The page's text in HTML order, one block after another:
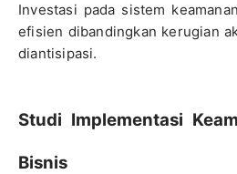
Investasi pada sistem
efisien dibandingkan kerugian
diantisipasi.
Studi Implementasi
Bisnis